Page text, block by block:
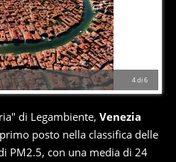
4di6
di Legambiente, Venezia
posto nella classifica delle
PM2.5, con una media di 24